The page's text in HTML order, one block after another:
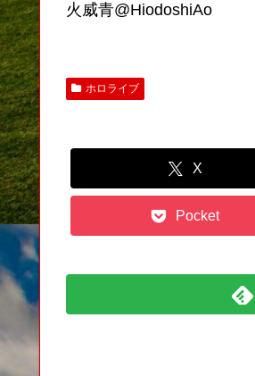
火威青@HiodoshiAo
ホロライブ
X
Pocket